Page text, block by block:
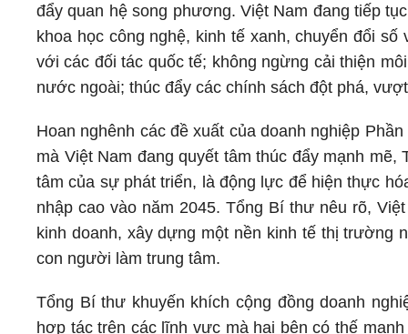
đẩy quan hệ song phương. Việt Nam đang tiếp
khoa học công nghệ, kinh tế xanh, chuyển đổi
với các đối tác quốc tế; không ngừng cải thiện
nước ngoài; thúc đẩy các chính sách đột phá,
Hoan nghênh các đề xuất của doanh nghiệp
mà Việt Nam đang quyết tâm thúc đẩy mạnh
tâm của sự phát triển, là động lực để hiện thực
nhập cao vào năm 2045. Tổng Bí thư nêu rõ,
kinh doanh, xây dựng một nền kinh tế thị trường
con người làm trung tâm.
Tổng Bí thư khuyến khích cộng đồng doanh
hợp tác trên các lĩnh vực mà hai bên có thế